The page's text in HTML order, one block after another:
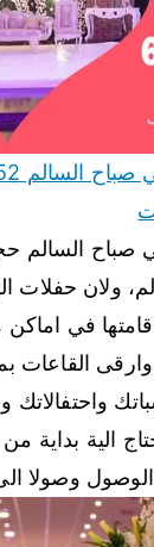
حجز
صباح السالم
ولان حفلات
في اماكن
القاعات
واحتفالاتك
الية بداية
الوصول وصولا